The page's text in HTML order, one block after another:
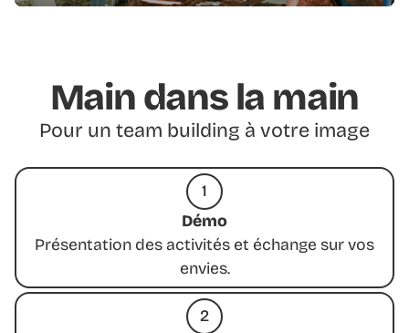
Main dans la main
Pour un team building à votre image
1
Démo
Présentation des activités et échange sur vos
envies.
2